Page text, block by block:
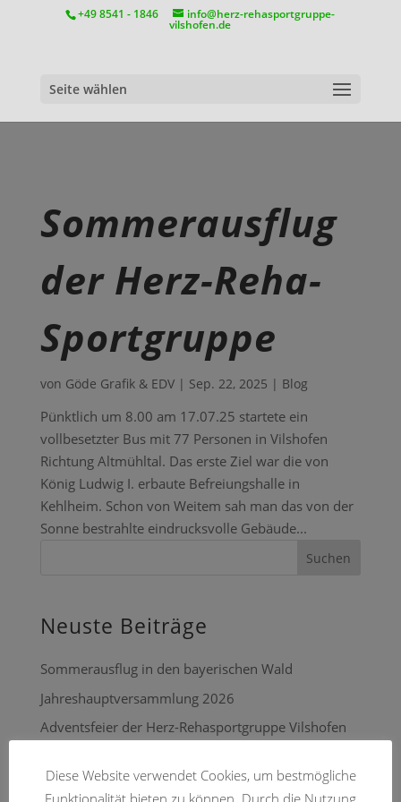
position:relative;+49 8541 - 1846 info@herz-rehasportgruppe-
vilshofen.de
Seite wählen
Sommerausflug
der Herz-Reha-
Sportgruppe
von Göde Grafik & EDV| Sep. 22, 2025 | Blog
Pünktlich um 8.00 am 17.07.25 startete ein
vollbesetzter Bus mit 77 Personen in Vilshofen
Richtung Altmühltal. Das erste Ziel war die von
König Ludwig I. erbaute Befreiungshalle in
Kehlheim. Schon von Weitem sah man das von der
Sonne bestrahlte eindrucksvolle Gebäude...
Suchen
Neuste Beiträge
Sommerausflug in den bayerischen Wald
Jahreshauptversammlung 2026
Adventsfeier der Herz-Rehasportgruppe Vilshofen
Happy Birthday Josef (Sepp) Krückl
Diese Website verwendet Cookies, um bestmögliche